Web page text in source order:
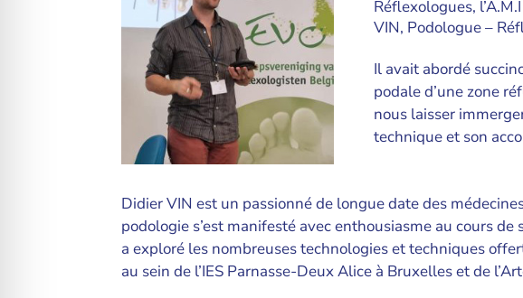
Réflexologues,
VIN, Podologue –
Il avait abordé
podale d’une zone
nous laisser
technique et son
Didier VIN est un passionné de longue date des
podologie s’est manifesté avec enthousiasme au cours
a exploré les nombreuses technologies et techniques
au sein de l’IES Parnasse-Deux Alice à Bruxelles et de